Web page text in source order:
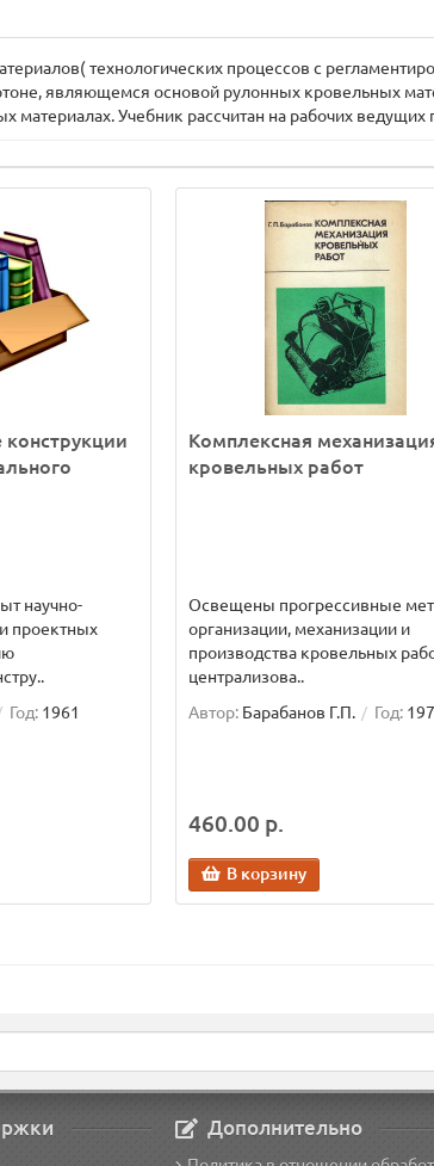
технологических процессов с
являющемся основой рулонных кровельных
Учебник рассчитан на рабочих
научно-
проектных
Год: 1961
Комплексная
кровельных работ
Освещены прогрессивные
организации, механизации и
производства кровельных
централизова..
Автор: Барабанов Г.П. Год:
460.00 р.
В корзину
Дополнительно